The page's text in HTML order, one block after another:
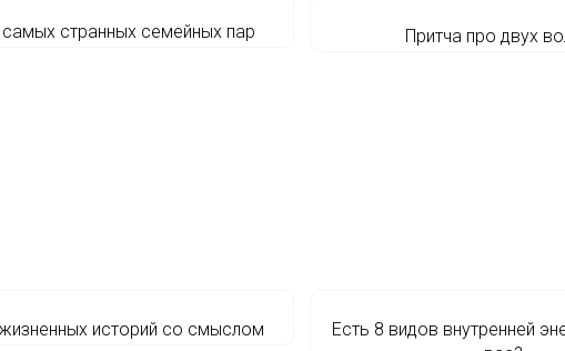
странных семейных пар Притча про двух
историй со смыслом
Есть 8 видов внутренней